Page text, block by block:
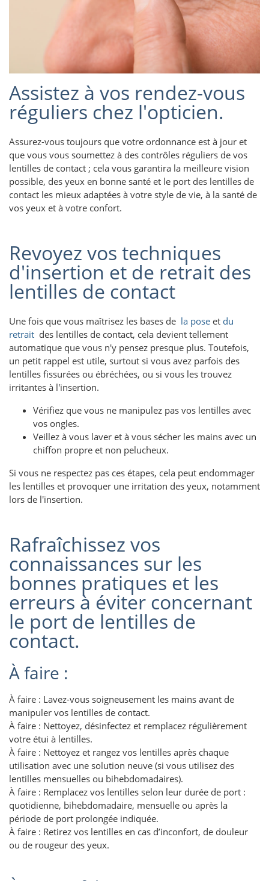
Assistez à vos rendez-vous
réguliers chez l'opticien.
Assurez-vous toujours que votre ordonnance est à jour et
que vous vous soumettez à des contrôles réguliers de vos
lentilles de contact ; cela vous garantira la meilleure vision
possible, des yeux en bonne santé et le port des lentilles de
contact les mieux adaptées à votre style de vie, à la santé de
vos yeux et à votre confort.
Revoyez vos techniques
d'insertion et de retrait des
lentilles de contact
Une fois que vous maîtrisez les bases de la pose et du
retrait des lentilles de contact, cela devient tellement
automatique que vous n'y pensez presque plus. Toutefois,
un petit rappel est utile, surtout si vous avez parfois des
lentilles fissurées ou ébréchées, ou si vous les trouvez
irritantes à l'insertion.
Vérifiez que vous ne manipulez pas vos lentilles avec
vos ongles.
Veillez à vous laver et à vous sécher les mains avec un
chiffon propre et non pelucheux.
Si vous ne respectez pas ces étapes, cela peut endommager
les lentilles et provoquer une irritation des yeux, notamment
lors de l'insertion.
Rafraîchissez vos
connaissances sur les
bonnes pratiques et les
erreurs à éviter concernant
le port de lentilles de
contact.
À faire :
À faire : Lavez-vous soigneusement les mains avant de
manipuler vos lentilles de contact.
À faire : Nettoyez, désinfectez et remplacez régulièrement
votre étui à lentilles.
À faire : Nettoyez et rangez vos lentilles après chaque
utilisation avec une solution neuve (si vous utilisez des
lentilles mensuelles ou bihebdomadaires).
À faire : Remplacez vos lentilles selon leur durée de port :
quotidienne, bihebdomadaire, mensuelle ou après la
période de port prolongée indiquée.
À faire : Retirez vos lentilles en cas d’inconfort, de douleur
ou de rougeur des yeux.